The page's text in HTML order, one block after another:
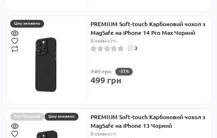
Ціну знижено
PREMIUM Soft-touch Карбоновий чохол з
MagSafe на iPhone 14 Pro Max Чорний
В наявності
3
749 грн -33%
499 грн
Топ Продажів Ціну знижено
PREMIUM Soft-touch Карбоновий чохол з
MagSafe на iPhone 13 Чорний
В наявності